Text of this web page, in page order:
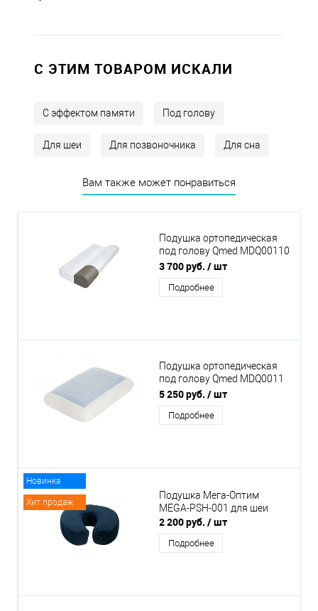
C ЭТИМ ТОВАРОМ ИСКАЛИ
С эффектом памяти Под голову
Для шеи Для позвоночника Для сна
Вам также может понравиться
Подушка ортопедическая
под голову Qmed MDQ00110
(9) BAMBOO
3 700 руб. / шт
Подробнее
Подушка ортопедическая
под голову Qmed MDQ0011
COMFORT GEL
5 250 руб. / шт
Подробнее
Новинка
Хит продаж
Подушка Мега-Оптим
MEGA-PSH-001 для шеи
2 200 руб. / шт
Подробнее